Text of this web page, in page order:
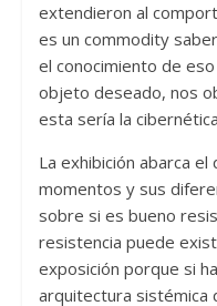
extendieron al
es un commodity
el conocimiento de
objeto deseado, nos
esta sería la
La exhibición abarca
momentos y sus
sobre si es bueno
resistencia puede
exposición porque si
arquitectura sistémica